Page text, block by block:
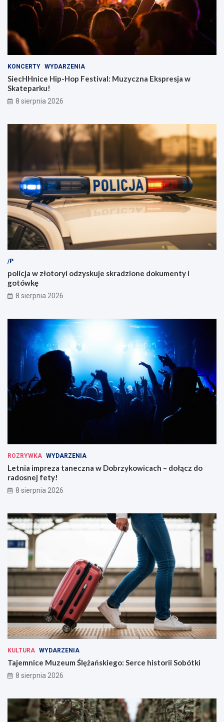
KONCERTY WYDARZENIA
SiecHHnice Hip-Hop Festival: Muzyczna Ekspresja w
Skateparku!
8 sierpnia 2026
/P
policja w złotoryi odzyskuje skradzione dokumenty i
gotówkę
8 sierpnia 2026
ROZRYWKA WYDARZENIA
Letnia impreza taneczna w Dobrzykowicach – dołącz do
radosnej fety!
8 sierpnia 2026
KULTURA WYDARZENIA
Tajemnice Muzeum Ślężańskiego: Serce historii Sobótki
8 sierpnia 2026